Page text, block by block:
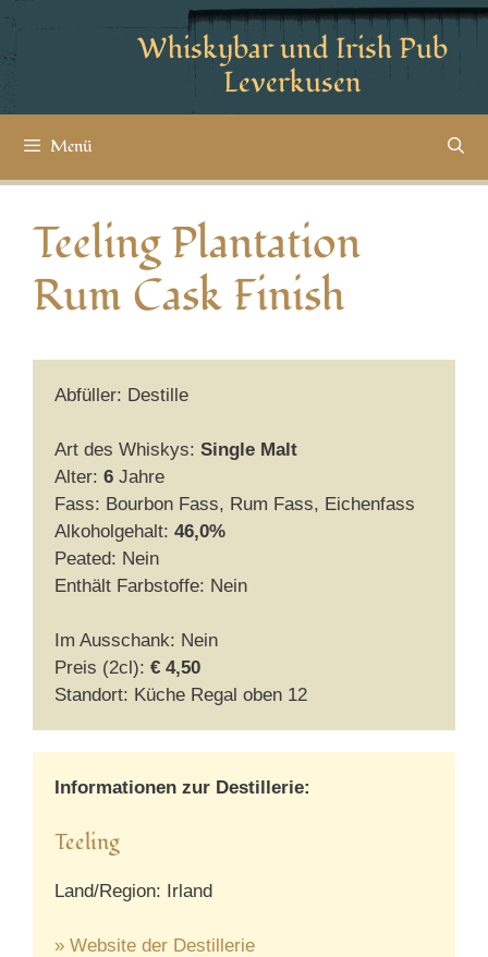
Whiskybar und Irish Pub
Leverkusen
Menü
Teeling Plantation
Rum Cask Finish
Abfüller: Destille
Art des Whiskys: Single Malt
Alter: 6 Jahre
Fass: Bourbon Fass, Rum Fass, Eichenfass
Alkoholgehalt: 46,0%
Peated: Nein
Enthält Farbstoffe: Nein
Im Ausschank: Nein
Preis (2cl): € 4,50
Standort: Küche Regal oben 12
Informationen zur Destillerie:
Teeling
Land/Region: Irland
» Website der Destillerie